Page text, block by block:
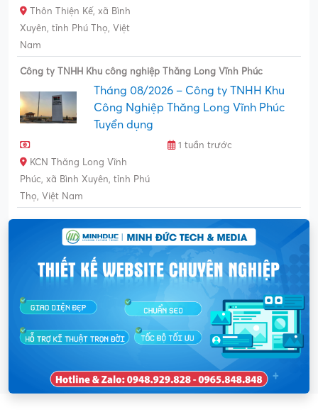
Thôn Thiện Kế, xã Bình
Xuyên, tỉnh Phú Thọ, Việt
Nam
Công ty TNHH Khu công nghiệp Thăng Long Vĩnh Phúc
Tháng 08/2026 – Công ty TNHH Khu
Công Nghiệp Thăng Long Vĩnh Phúc
Tuyển dụng
1 tuần trước
KCN Thăng Long Vĩnh
Phúc, xã Bình Xuyên, tỉnh Phú
Thọ, Việt Nam